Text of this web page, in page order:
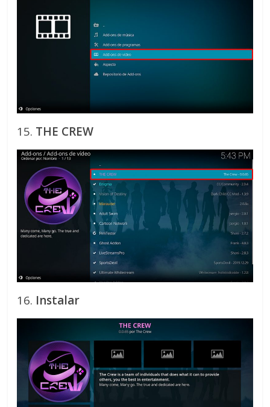
15. THE CREW
16. Instalar